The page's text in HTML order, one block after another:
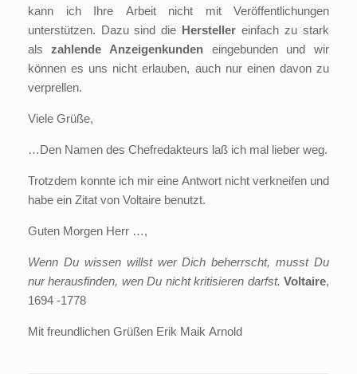
kann ich Ihre Arbeit nicht mit Veröffentlichungen
unterstützen. Dazu sind die Hersteller einfach zu stark
als zahlende Anzeigenkunden eingebunden und wir
können es uns nicht erlauben, auch nur einen davon zu
verprellen.
Viele Grüße,
…Den Namen des Chefredakteurs laß ich mal lieber weg.
Trotzdem konnte ich mir eine Antwort nicht verkneifen und
habe ein Zitat von Voltaire benutzt.
Guten Morgen Herr …,
Wenn Du wissen willst wer Dich beherrscht, musst Du
nur herausfinden, wen Du nicht kritisieren darfst. Voltaire,
1694 -1778
Mit freundlichen Grüßen Erik Maik Arnold